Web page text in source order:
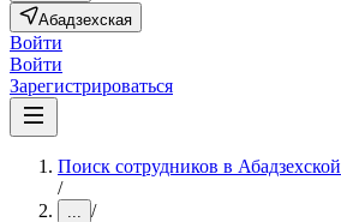
Абадзехская
Войти
Войти
Зарегистрироваться
Поиск сотрудников в Абадзехской
/
... /